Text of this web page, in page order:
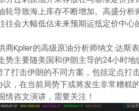
导致海上库存不断增加。高盛分
会大幅低估未来预期运抵定价中
Kpler的高级原油分析师纳文·达斯表
主要随美国和伊朗主导的24小时地
打击伊朗的不同方案，包括定点打
，在当前局势下或将发生非常糟糕
咨文演讲，需要关注！